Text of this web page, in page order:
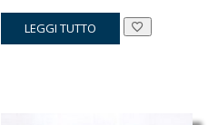
prezzo
originale
prezzo
attuale
LEGGI TUTTO